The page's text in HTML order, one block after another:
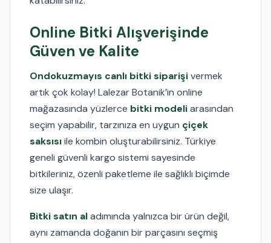
Online Bitki Alışverişinde
Güven ve Kalite
Ondokuzmayıs canlı bitki siparişivermek
artık çok kolay! Lalezar Botanik’in online
mağazasında yüzlerce bitki modeliarasından
seçim yapabilir, tarzınıza en uygun çiçek
saksısıile kombin oluşturabilirsiniz. Türkiye
geneli güvenli kargo sistemi sayesinde
bitkileriniz, özenli paketleme ile sağlıklı biçimde
size ulaşır.
Bitki satın aladımında yalnızca bir ürün değil,
aynı zamanda doğanın bir parçasını seçmiş